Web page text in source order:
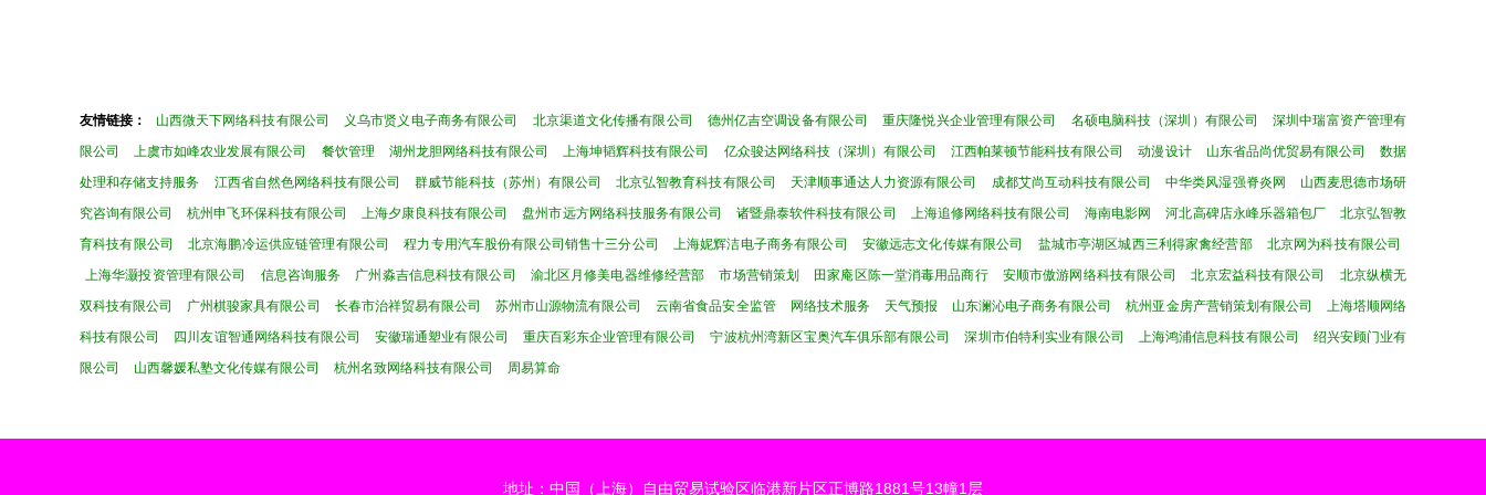
友情链接： 山西微天下网络科技有限公司 义乌市贤义电子商务有限公司 北京渠道文化传播有限公司 德州亿吉空调设备有限公司 重庆隆悦兴企业管理有限公司 名硕电脑科技（深圳）有限公司
深圳中瑞富资产管理有
限公司
上虞市如峰农业发展有限公司 餐饮管理 湖州龙胆网络科技有限公司 上海坤韬辉科技有限公司 亿众骏达网络科技（深圳）有限公司 江西帕莱顿节能科技有限公司 动漫设计 山东省品尚优贸易有限公司
数据
处理和存储支持服务
江西省自然色网络科技有限公司 群威节能科技（苏州）有限公司 北京弘智教育科技有限公司 天津顺事通达人力资源有限公司 成都艾尚互动科技有限公司 中华类风湿强脊炎网
山西麦思德市场研
究咨询有限公司
杭州申飞环保科技有限公司 上海夕康良科技有限公司 盘州市远方网络科技服务有限公司 诸暨鼎泰软件科技有限公司 上海追修网络科技有限公司 海南电影网 河北高碑店永峰乐器箱包厂
北京弘智教
育科技有限公司
北京海鹏冷运供应链管理有限公司 程力专用汽车股份有限公司销售十三分公司 上海妮辉洁电子商务有限公司 安徽远志文化传媒有限公司 盐城市亭湖区城西三利得家禽经营部
北京网为科技有限公司
上海华灏投资管理有限公司
信息咨询服务 广州淼吉信息科技有限公司 渝北区月修美电器维修经营部 市场营销策划 田家庵区陈一堂消毒用品商行 安顺市傲游网络科技有限公司 北京宏益科技有限公司
北京纵横无
双科技有限公司
广州棋骏家具有限公司 长春市治祥贸易有限公司 苏州市山源物流有限公司 云南省食品安全监管 网络技术服务 天气预报 山东澜沁电子商务有限公司 杭州亚金房产营销策划有限公司
上海塔顺网络
科技有限公司
四川友谊智通网络科技有限公司 安徽瑞通塑业有限公司 重庆百彩东企业管理有限公司 宁波杭州湾新区宝奥汽车俱乐部有限公司 深圳市伯特利实业有限公司 上海鸿浦信息科技有限公司
绍兴安顾门业有
限公司
山西馨媛私塾文化传媒有限公司 杭州名致网络科技有限公司 周易算命
地址：中国（上海）自由贸易试验区临港新片区正博路1881号13幢1层